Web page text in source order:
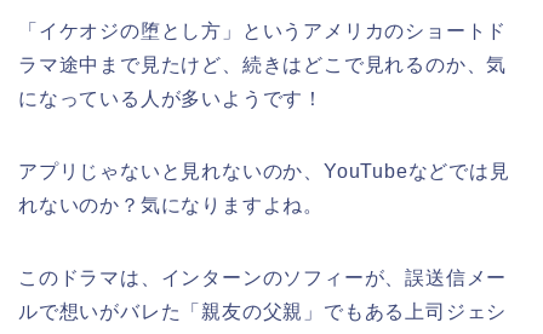
「イケオジの堕とし方 」というアメリカのショートド
ラマ途中まで見たけど、続きはどこで見れるのか、気
になっている人が多いようです！
アプリじゃないと見れないのか、YouTubeなどでは見
れないのか？気になりますよね。
このドラマは、インターンのソフィーが、誤送信メー
ルで想いがバレた「親友の父親」でもある上司ジェシ